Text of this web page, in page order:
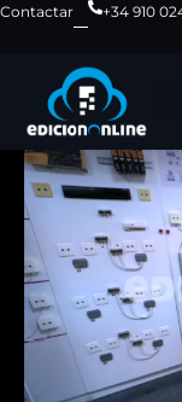
Ir
contenido
Contactar
+34 910
Diferentes
instalaciones
y
cuadros
eléctricos
en
un
aula
cantidad